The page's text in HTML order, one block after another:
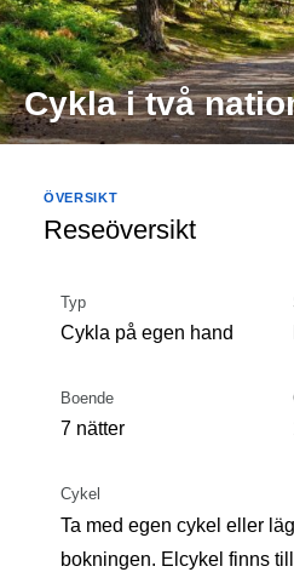
Cykla i två
ÖVERSIKT
Reseöversikt
Typ
Cykla på egen hand
Boende
7 nätter
Cykel
Ta med egen cykel eller
bokningen. Elcykel finns